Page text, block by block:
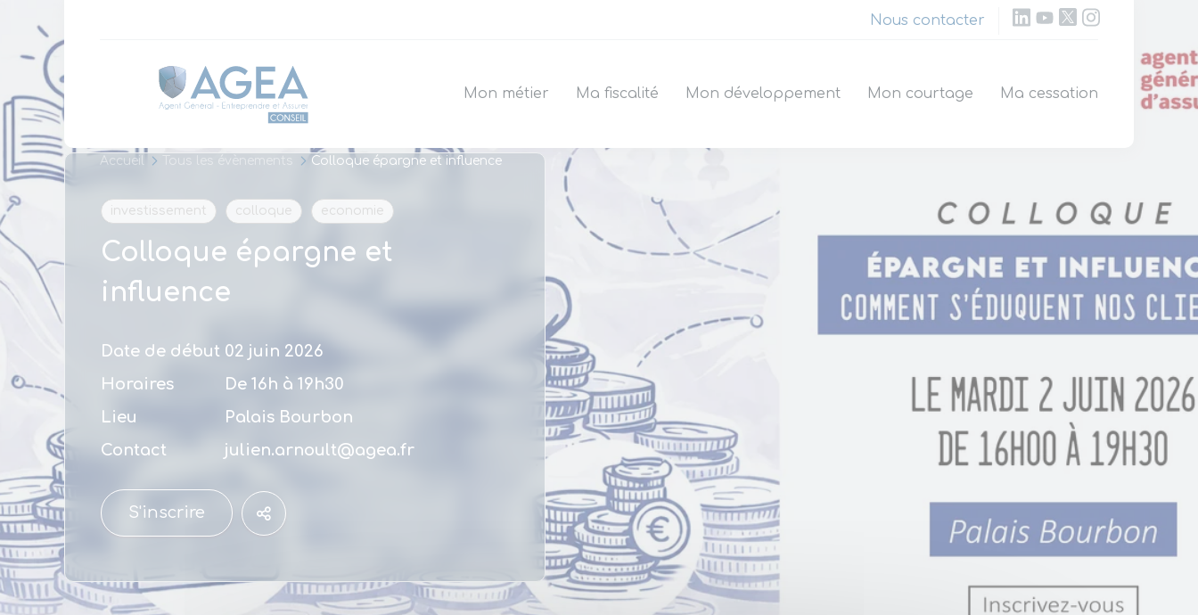
Nous contacter
Mon métier Ma fiscalité Mon développement Mon courtage Ma cessation
Accueil Tous les évènements Colloque épargne et influence
investissement colloque economie
Colloque épargne et
influence
Date de début 02 juin 2026
Horaires
De 16h à 19h30
Lieu
Palais Bourbon
Contact
julien.arnoult@agea.fr
S'inscrire